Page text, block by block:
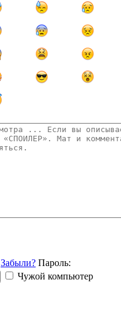
Забыли? Пароль:
Чужой компьютер